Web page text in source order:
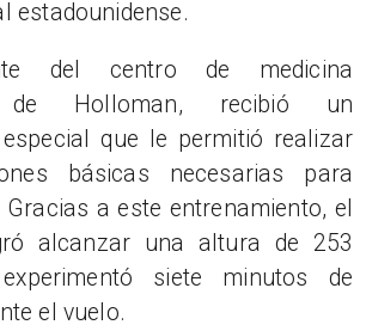
estadounidense.
del centro de medicina
de Holloman, recibió un
que le permitió realizar
básicas necesarias para
a este entrenamiento, el
alcanzar una altura de 253
siete minutos de
el vuelo.